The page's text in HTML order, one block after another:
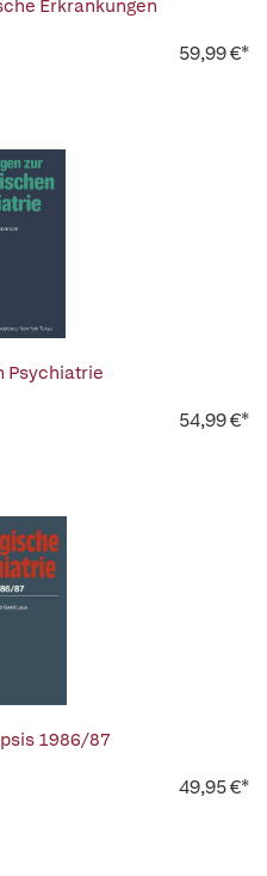
Erkrankungen
59,99 €*
Psychiatrie
54,99 €*
1986/87
49,95 €*